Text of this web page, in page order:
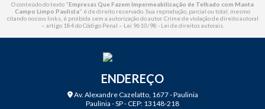
O conteúdo do texto "Empresas Que Fazem Impermeabilização de Telhado com Manta
Campo Limpo Paulista" é de direito reservado. Sua reprodução, parcial ou total, mesmo
citando nossos links, é proibida sem a autorização do autor. Crime de violação de direito autoral
– artigo 184 do Código Penal – Lei 9610/98 - Lei de direitos autorais.
ENDEREÇO
Av. Alexandre Cazelatto, 1677 - Paulinia
Paulínia - SP - CEP: 13148-218